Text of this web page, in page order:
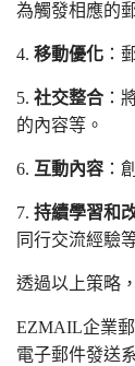
為觸發相應的
4. 移動優化 ：
5. 社交整合 ：
的內容等。
6. 互動內容 ：
7. 持續學習和
同行交流經驗
透過以上策略
EZMAIL企業
電子郵件發送